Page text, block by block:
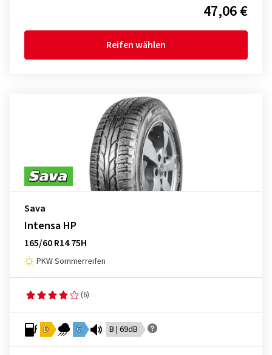
47,06 €
Reifen wählen
Sava
Intensa HP
165/60 R14 75H
PKW Sommerreifen
(6)
D C B | 69dB